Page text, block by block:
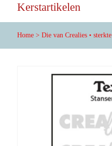
Kerstartikelen
Home > Die van Crealies • sterkte